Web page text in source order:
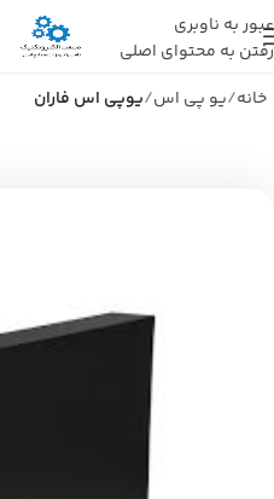
عبور به ناوبری
رفتن به محتوای اصلی
خانه یو پی اس یوپی اس فاران